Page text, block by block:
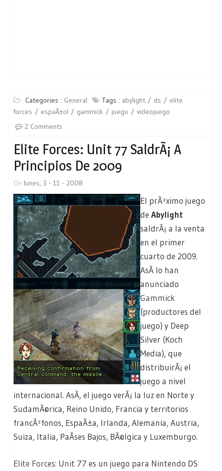
Categories : General Tags : abylight ds
elite
forces
espaÃ±ol gammick juego
videojuego
2 Comments
Elite Forces: Unit 77 SaldrÃ¡ A
Principios De 2009
On lunes, 3 - 11 - 2008
El prÃ³ximo juego
de Abylight
saldrÃ¡ a la venta
en el primer
cuarto de 2009.
AsÃ­ lo han
anunciado
Gammick
(productores del
juego) y Deep
Silver (Koch
Media), que
distribuirÃ¡ el
juego a nivel
internacional. AsÃ­, el juego verÃ¡ la luz en Norte y
SudamÃ©rica, Reino Unido, Francia y territorios
francÃ³fonos, EspaÃ±a, Irlanda, Alemania, Austria,
Suiza, Italia, PaÃ­ses Bajos, BÃ©lgica y Luxemburgo.
Elite Forces: Unit 77 es un juego para Nintendo DS